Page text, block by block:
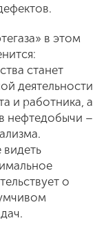
в этом
станет
деятельности
и работника, а
нефтедобычи –
о